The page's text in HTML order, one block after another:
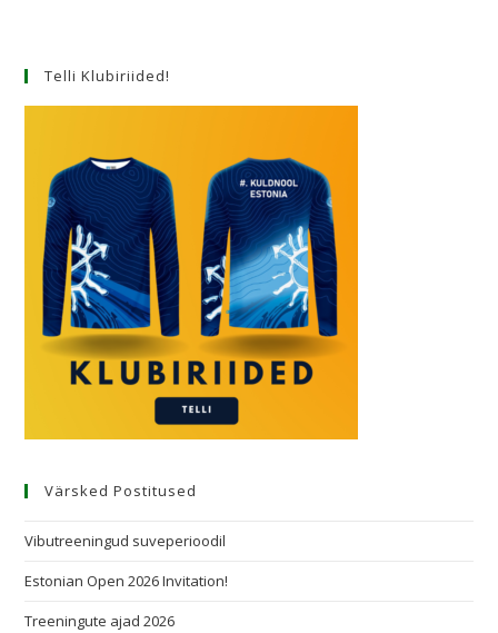
Telli Klubiriided!
Värsked Postitused
Vibutreeningud suveperioodil
Estonian Open 2026 Invitation!
Treeningute ajad 2026